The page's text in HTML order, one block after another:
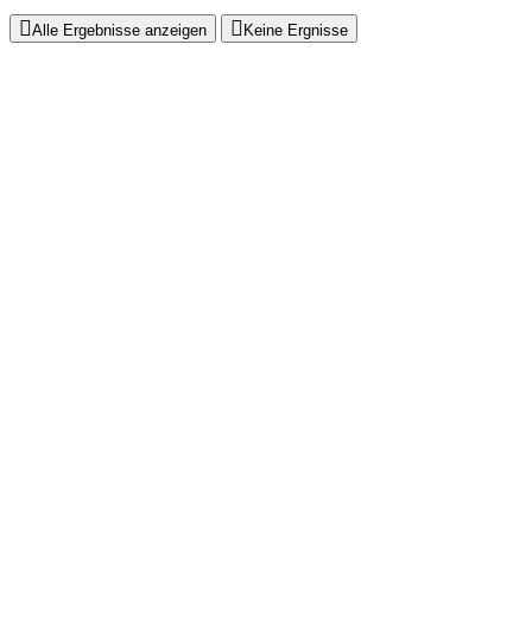
Alle Ergebnisse anzeigen Keine Ergnisse